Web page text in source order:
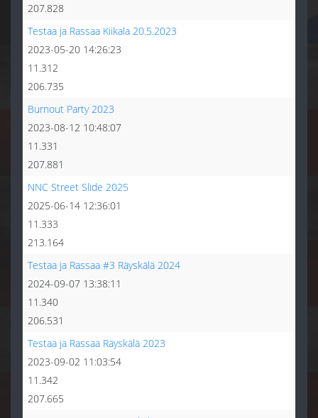
207.828
Testaa ja Rassaa Kiikala 20.5.2023
2023-05-20 14:26:23
11.312
206.735
Burnout Party 2023
2023-08-12 10:48:07
11.331
207.881
NNC Street Slide 2025
2025-06-14 12:36:01
11.333
213.164
Testaa ja Rassaa #3 Räyskälä 2024
2024-09-07 13:38:11
11.340
206.531
Testaa ja Rassaa Räyskälä 2023
2023-09-02 11:03:54
11.342
207.665